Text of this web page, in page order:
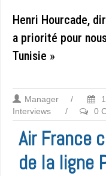
Henri Hourcade,
a priorité pour
Tunisie »
Manager /
Interviews
/ 0
Air France
de la ligne